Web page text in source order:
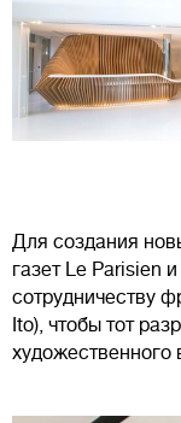
Для создания
газет Le Parisien
сотрудничеству
Ito), чтобы тот
художественного